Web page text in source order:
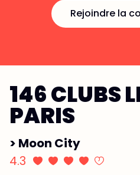
Rejoindre la
146 CLUBS
PARIS
> Moon City
4.3